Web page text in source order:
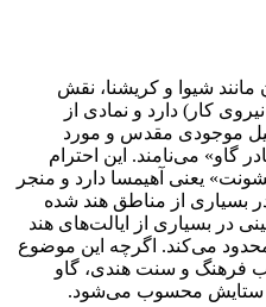
مانند شیوا و کریشنا، نقش
کار) دارد و نمادی از
موجودی مقدس و مورد
گاو» می‌نامند. این احترام
یعنی آهیمسا دارد و منجر
بسیاری از مناطق هند شده
در بسیاری از ایالت‌های هند
محدود می‌کند. اگرچه این موضوع
فرهنگ و سنت هندی، گاو
ستایش محسوب می‌شود.